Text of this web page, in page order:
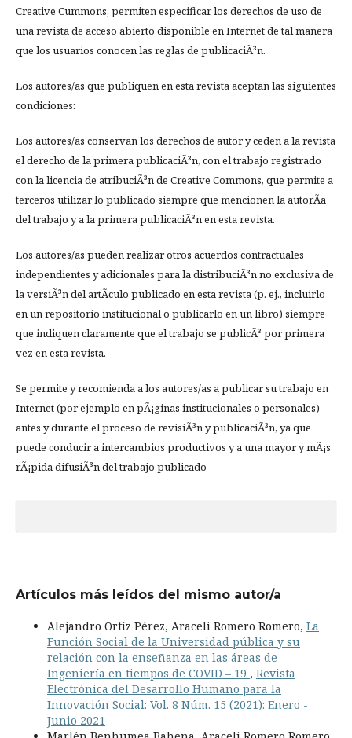
Creative Cummons, permiten especificar los derechos de uso de
una revista de acceso abierto disponible en Internet de tal manera
que los usuarios conocen las reglas de publicaciÃ³n.
Los autores/as que publiquen en esta revista aceptan las siguientes
condiciones:
Los autores/as conservan los derechos de autor y ceden a la revista
el derecho de la primera publicaciÃ³n, con el trabajo registrado
con la licencia de atribuciÃ³n de Creative Commons, que permite a
terceros utilizar lo publicado siempre que mencionen la autorÃ­a
del trabajo y a la primera publicaciÃ³n en esta revista.
Los autores/as pueden realizar otros acuerdos contractuales
independientes y adicionales para la distribuciÃ³n no exclusiva de
la versiÃ³n del artÃ­culo publicado en esta revista (p. ej., incluirlo
en un repositorio institucional o publicarlo en un libro) siempre
que indiquen claramente que el trabajo se publicÃ³ por primera
vez en esta revista.
Se permite y recomienda a los autores/as a publicar su trabajo en
Internet (por ejemplo en pÃ¡ginas institucionales o personales)
antes y durante el proceso de revisiÃ³n y publicaciÃ³n, ya que
puede conducir a intercambios productivos y a una mayor y mÃ¡s
rÃ¡pida difusiÃ³n del trabajo publicado
Artículos más leídos del mismo autor/a
Alejandro Ortíz Pérez, Araceli Romero Romero, La
Función Social de la Universidad pública y su
relación con la enseñanza en las áreas de
Ingeniería en tiempos de COVID – 19 , Revista
Electrónica del Desarrollo Humano para la
Innovación Social: Vol. 8 Núm. 15 (2021): Enero -
Junio 2021